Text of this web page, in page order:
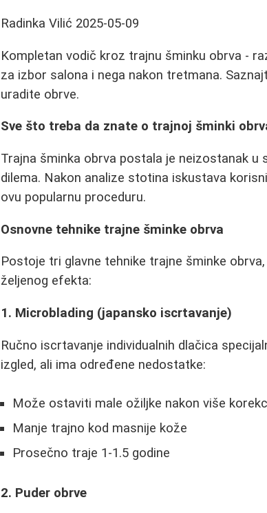
Radinka Vilić 2025-05-09
Kompletan vodič kroz trajnu šminku obrva -
za izbor salona i nega nakon tretmana.
uradite obrve.
Sve što treba da znate o trajnoj šminki
Trajna šminka obrva postala je neizostanak
dilema. Nakon analize stotina iskustava
ovu popularnu proceduru.
Osnovne tehnike trajne šminke obrva
Postoje tri glavne tehnike trajne šminke
željenog efekta:
1. Microblading (japansko iscrtavanje)
Ručno iscrtavanje individualnih dlačica
izgled, ali ima određene nedostatke:
Može ostaviti male ožiljke nakon više
Manje trajno kod masnije kože
Prosečno traje 1-1.5 godine
2. Puder obrve